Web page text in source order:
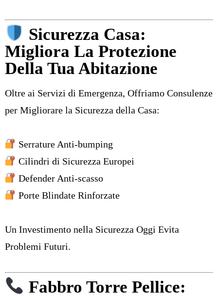
Sicurezza Casa:
Migliora La Protezione
Della Tua Abitazione
Oltre ai Servizi di Emergenza, Offriamo Consulenze
per Migliorare la Sicurezza della Casa:
Serrature Anti-bumping
Cilindri di Sicurezza Europei
Defender Anti-scasso
Porte Blindate Rinforzate
Un Investimento nella Sicurezza Oggi Evita
Problemi Futuri.
Fabbro Torre Pellice: